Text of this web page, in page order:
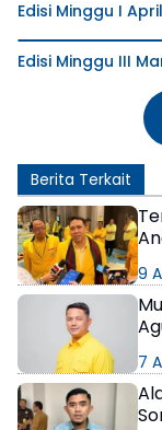
Edisi Minggu I
Edisi Minggu III
Berita Terkait
9
7